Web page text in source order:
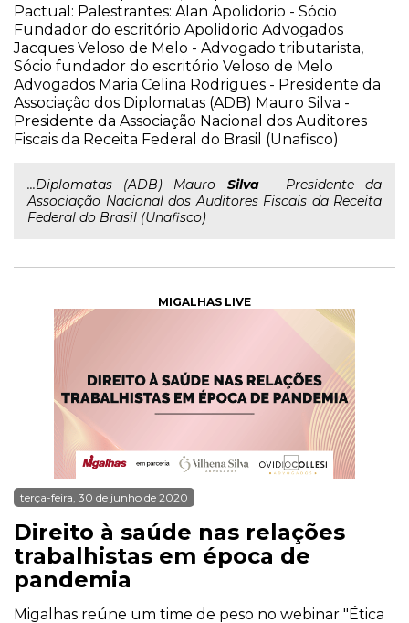
Pactual: Palestrantes: Alan Apolidorio - Sócio
Fundador do escritório Apolidorio Advogados
Jacques Veloso de Melo - Advogado tributarista,
Sócio fundador do escritório Veloso de Melo
Advogados Maria Celina Rodrigues - Presidente da
Associação dos Diplomatas (ADB) Mauro Silva -
Presidente da Associação Nacional dos Auditores
Fiscais da Receita Federal do Brasil (Unafisco)
...Diplomatas (ADB) Mauro Silva- Presidente da
Associação Nacional dos Auditores Fiscais da Receita
Federal do Brasil (Unafisco)
MIGALHAS LIVE
terça-feira, 30 de junho de 2020
Direito à saúde nas relações
trabalhistas em época de
pandemia
Migalhas reúne um time de peso no webinar "Ética